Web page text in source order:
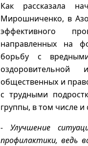
Как рассказала
Мирошниченко, в
эффективного
направленных на
борьбу с
оздоровительной
общественных и
с трудными
группы, в том числе
- Улучшение
профилактики, ведь